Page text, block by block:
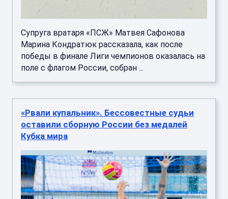
Супруга вратаря «ПСЖ» Матвея Сафонова
Марина Кондратюк рассказала, как после
победы в финале Лиги чемпионов оказалась на
поле с флагом России, собран ...
«Рвали купальник». Бессовестные судьи
оставили сборную России без медалей
Кубка мира